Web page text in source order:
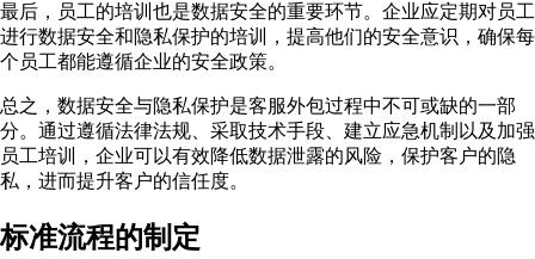
最后，员工的培训也是数据安全的重要环节。企业应定期对员工
进行数据安全和隐私保护的培训，提高他们的安全意识，确保每
个员工都能遵循企业的安全政策。
总之，数据安全与隐私保护是客服外包过程中不可或缺的一部
分。通过遵循法律法规、采取技术手段、建立应急机制以及加强
员工培训，企业可以有效降低数据泄露的风险，保护客户的隐
私，进而提升客户的信任度。
标准流程的制定